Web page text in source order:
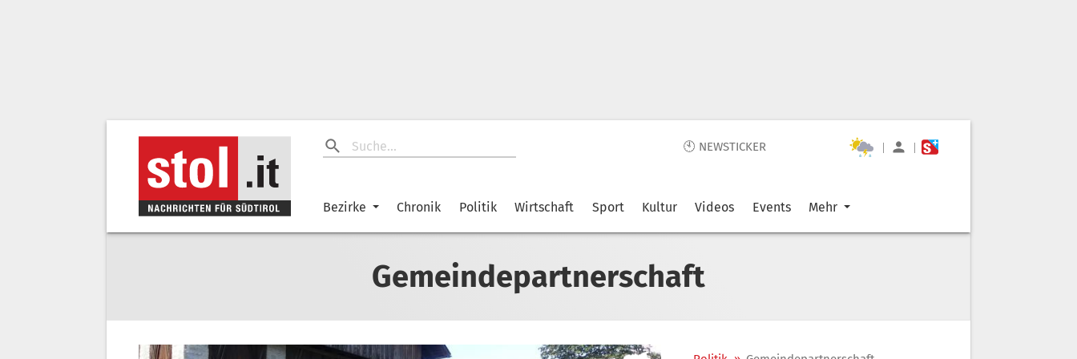
🕙 NEWSTICKER | |
Bezirke Chronik Politik Wirtschaft Sport Kultur Videos Events Mehr
Gemeindepartnerschaft